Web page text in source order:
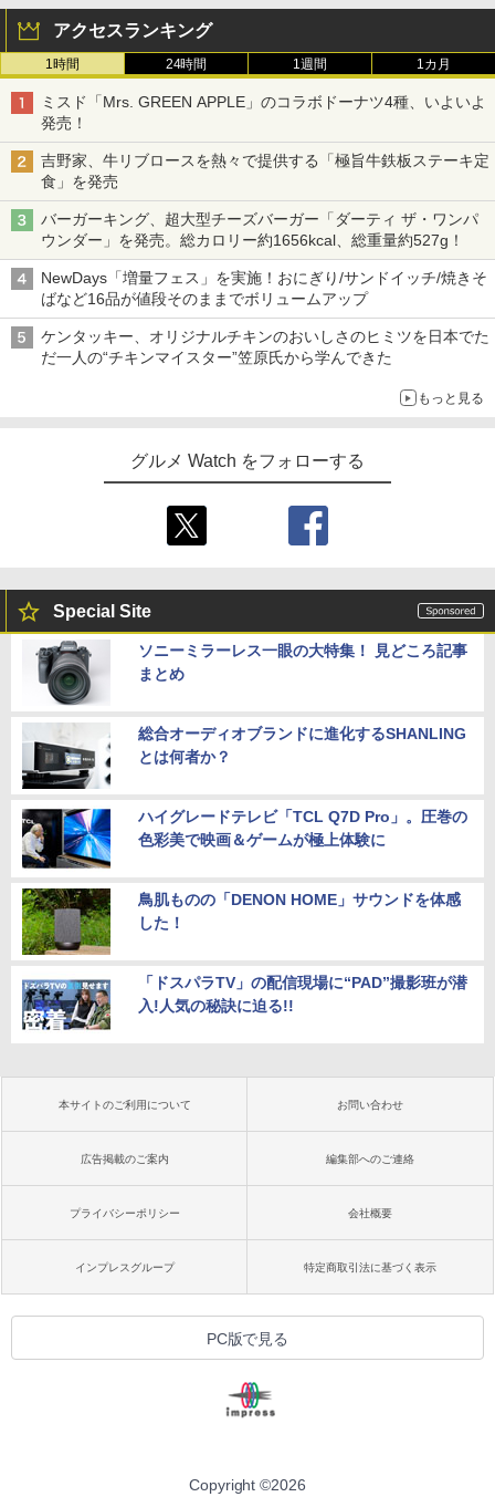
アクセスランキング
1時間 24時間 1週間 1カ月
ミスド「Mrs. GREEN APPLE」のコラボドーナツ4種、いよいよ
発売！
吉野家、牛リブロースを熱々で提供する「極旨牛鉄板ステーキ定
食」を発売
バーガーキング、超大型チーズバーガー「ダーティ ザ・ワンパ
ウンダー」を発売。総カロリー約1656kcal、総重量約527g！
NewDays「増量フェス」を実施！おにぎり/サンドイッチ/焼きそ
ばなど16品が値段そのままでボリュームアップ
ケンタッキー、オリジナルチキンのおいしさのヒミツを日本でた
だ一人の“チキンマイスター”笠原氏から学んできた
もっと見る
グルメ Watch をフォローする
Special Site
ソニーミラーレス一眼の大特集！ 見どころ記事
まとめ
総合オーディオブランドに進化するSHANLING
とは何者か？
ハイグレードテレビ「TCL Q7D Pro」。圧巻の
色彩美で映画＆ゲームが極上体験に
鳥肌ものの「DENON HOME」サウンドを体感
した！
「ドスパラTV」の配信現場に“PAD”撮影班が潜
入!人気の秘訣に迫る!!
本サイトのご利用について お問い合わせ
広告掲載のご案内 編集部へのご連絡
プライバシーポリシー 会社概要
インプレスグループ 特定商取引法に基づく表示
PC版で見る
Copyright ©2026